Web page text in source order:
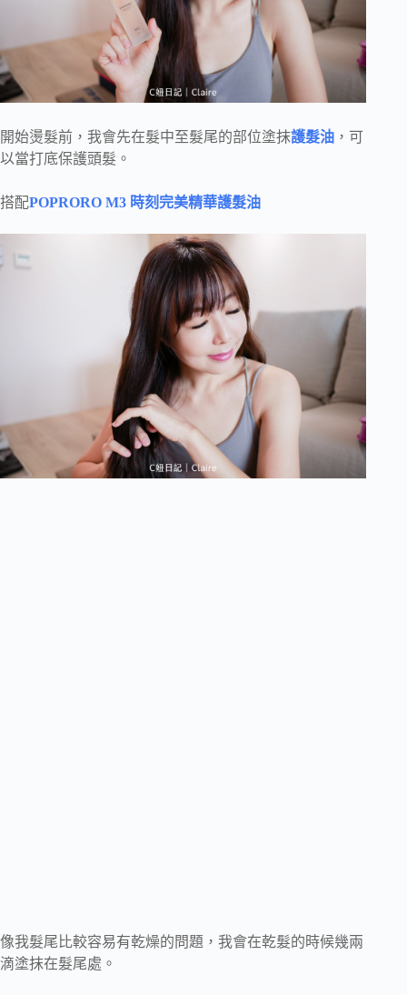
開始燙髮前，我會先在髮中至髮尾的部位塗抹護髮油 ，可
以當打底保護頭髮。
搭配POPRORO M3 時刻完美精華護髮油
像我髮尾比較容易有乾燥的問題，我會在乾髮的時候幾兩
滴塗抹在髮尾處。